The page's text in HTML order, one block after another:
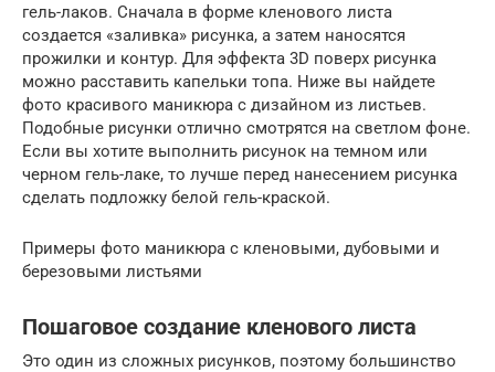
гель-лаков. Сначала в форме кленового листа
создается «заливка» рисунка, а затем наносятся
прожилки и контур. Для эффекта 3D поверх рисунка
можно расставить капельки топа. Ниже вы найдете
фото красивого маникюра с дизайном из листьев.
Подобные рисунки отлично смотрятся на светлом фоне.
Если вы хотите выполнить рисунок на темном или
черном гель-лаке, то лучше перед нанесением рисунка
сделать подложку белой гель-краской.
Примеры фото маникюра с кленовыми, дубовыми и
березовыми листьями
Пошаговое создание кленового листа
Это один из сложных рисунков, поэтому большинство